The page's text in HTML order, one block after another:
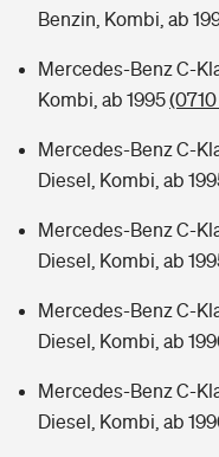
Benzin, Kombi, ab
Mercedes-Benz C-
Kombi, ab 1995
Mercedes-Benz C-
Diesel, Kombi, ab
Mercedes-Benz C-
Diesel, Kombi, ab
Mercedes-Benz C-
Diesel, Kombi, ab
Mercedes-Benz C-
Diesel, Kombi, ab